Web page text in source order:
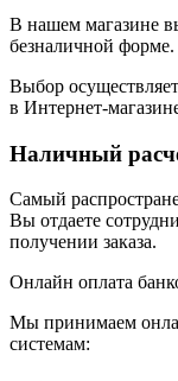
В нашем магазине
безналичной форме.
Выбор
в Интернет-
Наличный
Самый
Вы отдаете
получении заказа.
Онлайн оплата
Мы принимаем
системам: